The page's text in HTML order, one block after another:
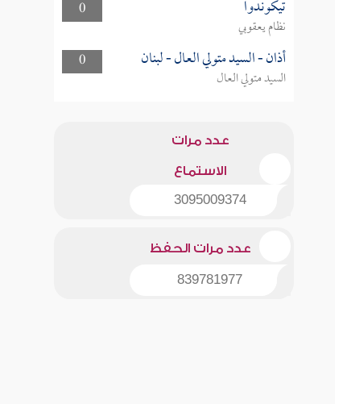
0
تيكوندوا
نظام يعقوبي
0
أذان - السيد متولي العال - لبنان
السيد متولي العال
عدد مرات
الاستماع
3095009374
عدد مرات الحفظ
839781977